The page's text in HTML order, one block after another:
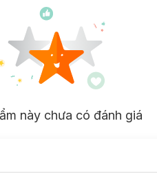
này chưa có đánh giá